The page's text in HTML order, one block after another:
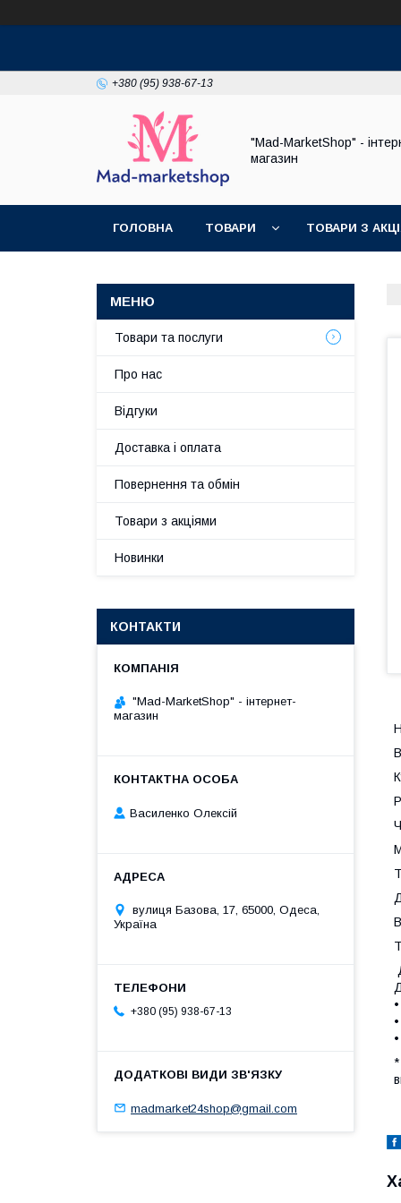
+380 (95) 938-67-13
"Mad-MarketShop" -
магазин
ГОЛОВНА ТОВАРИ ТОВАРИ З
*
Товари та послуги
Про нас
Відгуки
Доставка і оплата
Повернення та обмін
Товари з акціями
Новинки
КОНТАКТИ
"Mad-MarketShop" - інтернет-
магазин
Василенко Олексій
вулиця Базова, 17, 65000, Одеса,
Україна
+380 (95) 938-67-13
madmarket24shop@gmail.com